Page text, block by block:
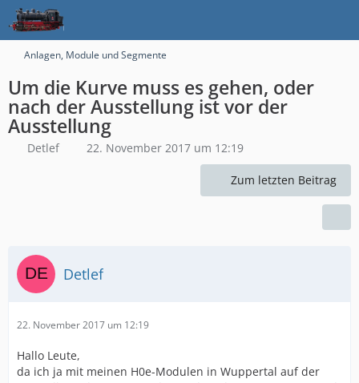
Anlagen, Module und Segmente
Um die Kurve muss es gehen, oder
nach der Ausstellung ist vor der
Ausstellung
Detlef 22. November 2017 um 12:19
Zum letzten Beitrag
Detlef
22. November 2017 um 12:19
Hallo Leute,
da ich ja mit meinen H0e-Modulen in Wuppertal auf der